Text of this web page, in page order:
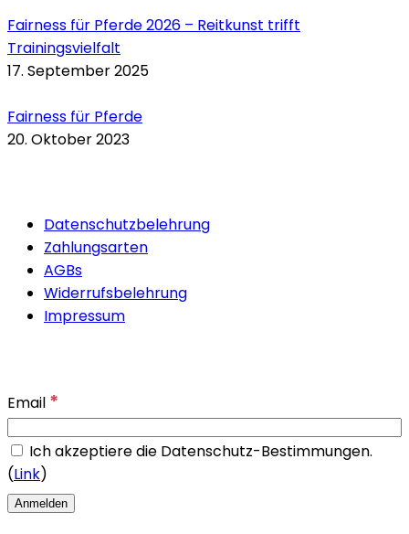
Fairness für Pferde 2026 – Reitkunst trifft
Trainingsvielfalt
17. September 2025
Fairness für Pferde
20. Oktober 2023
Datenschutzbelehrung
Zahlungsarten
AGBs
Widerrufsbelehrung
Impressum
Email *
Ich akzeptiere die Datenschutz-Bestimmungen.
(Link)